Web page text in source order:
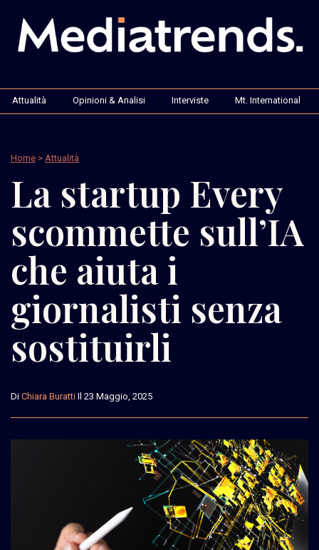
Attualità Opinioni & Analisi Interviste Mt. International
Home > Attualità
La startup Every
scommette sull’IA
che aiuta i
giornalisti senza
sostituirli
Di Chiara Buratti Il 23 Maggio, 2025